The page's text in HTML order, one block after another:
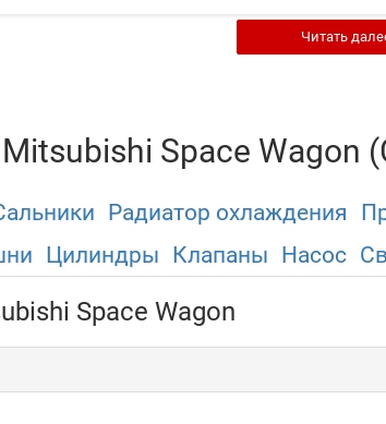
Читать
Space Wagon
Радиатор охлаждения
Цилиндры Клапаны Насос
Space Wagon